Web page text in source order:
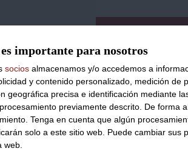
importante para nosotros
socios almacenamos y/o accedemos a
y contenido personalizado, medición
geográfica precisa e identificación mediante
previamente descrito. De
Tenga en cuenta que algún
solo a este sitio web. Puede cambiar
web.
CONTACTO